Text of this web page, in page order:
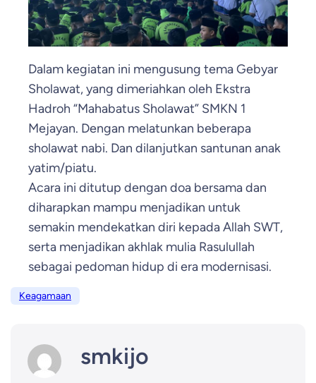
Dalam kegiatan ini mengusung tema Gebyar
Sholawat, yang dimeriahkan oleh Ekstra
Hadroh “Mahabatus Sholawat” SMKN 1
Mejayan. Dengan melatunkan beberapa
sholawat nabi. Dan dilanjutkan santunan anak
yatim/piatu.
Acara ini ditutup dengan doa bersama dan
diharapkan mampu menjadikan untuk
semakin mendekatkan diri kepada Allah SWT,
serta menjadikan akhlak mulia Rasulullah
sebagai pedoman hidup di era modernisasi.
Keagamaan
smkijo